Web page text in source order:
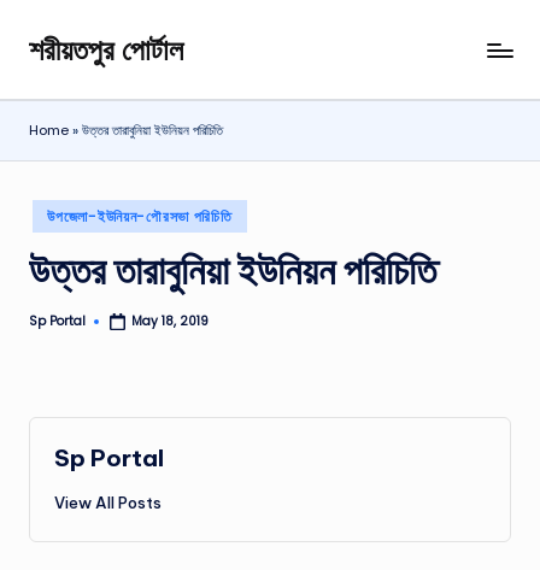
Skip
content
শরীয়তপুর পোর্টাল
শরীয়তপুর
জেলা
বিষয়ক
পোর্টাল
Home»উত্তর তারাবুনিয়া ইউনিয়ন পরিচিতি
Posted
in
উপজেলা-ইউনিয়ন-পৌরসভা পরিচিতি
উত্তর তারাবুনিয়া ইউনিয়ন পরিচিতি
Posted
Sp Portal May 18, 2019
Sp Portal
View All Posts